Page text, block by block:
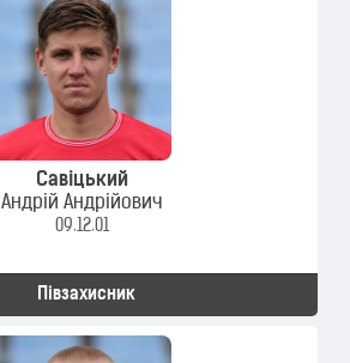
Савіцький
Андрій Андрійович
09.12.01
Півзахисник